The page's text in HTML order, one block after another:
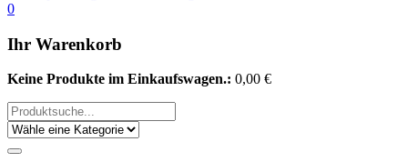
0
Ihr Warenkorb
Keine Produkte im Einkaufswagen.: 0,00 €